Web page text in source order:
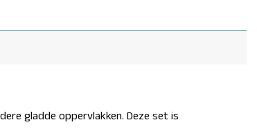
gladde oppervlakken. Deze set is